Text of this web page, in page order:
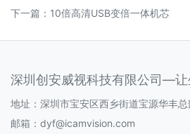
下一篇： 10倍高清USB变倍一体机芯
深圳创安威视科技有限公司—
地址：深圳市宝安区西乡街道宝源华丰
邮箱： dyf@icamvision.com